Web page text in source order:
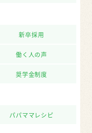
新卒採用
働く人の声
奨学金制度
パパママレシピ